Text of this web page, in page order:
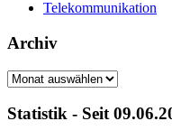
Telekommunikation
Archiv
Archiv
Statistik - Seit